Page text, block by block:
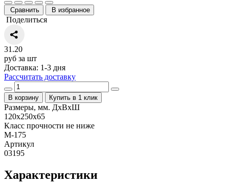
Сравнить В избранное
Поделиться
31.20
руб за шт
Доставка: 1-3 дня
Рассчитать доставку
В корзину Купить в 1 клик
Размеры, мм. ДхВхШ
120x250x65
Класс прочности не ниже
М-175
Артикул
03195
Характеристики